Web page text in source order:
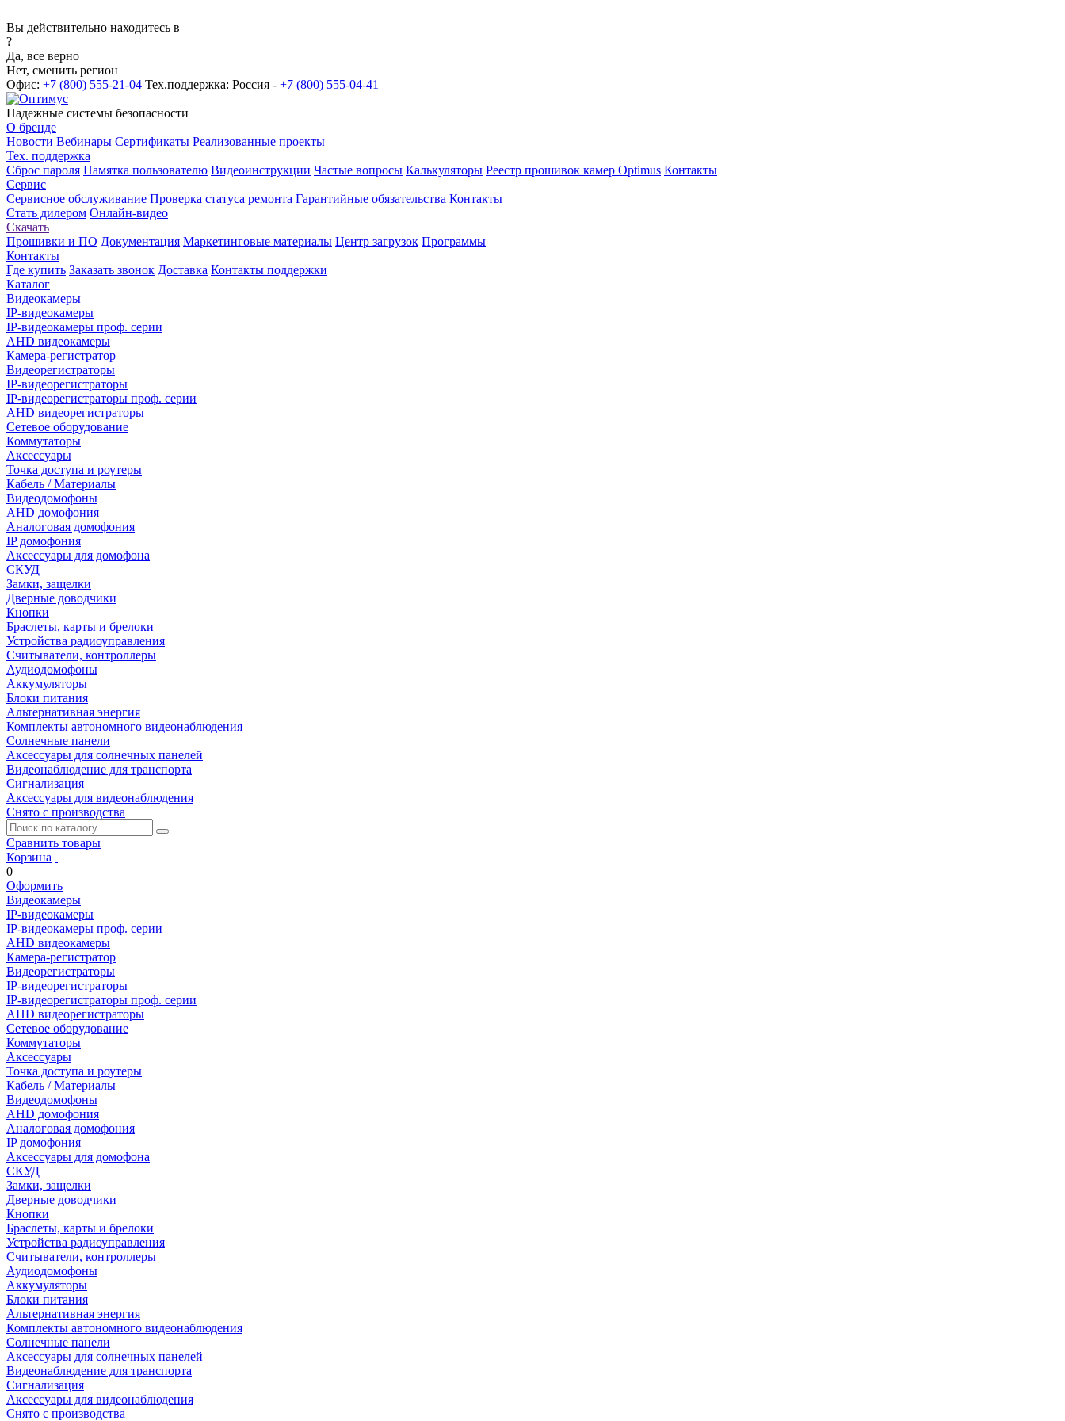
Вы действительно находитесь в
?
Да, все верно
Нет, сменить регион
Офис: +7 (800) 555-21-04 Тех.поддержка: Россия - +7 (800) 555-04-41
Надежные системы безопасности
О бренде
Новости Вебинары Сертификаты Реализованные проекты
Тех. поддержка
Сброс пароля Памятка пользователю Видеоинструкции Частые вопросы Калькуляторы Реестр прошивок камер Optimus Контакты
Сервис
Сервисное обслуживание Проверка статуса ремонта Гарантийные обязательства Контакты
Стать дилером Онлайн-видео
Скачать
Прошивки и ПО Документация Маркетинговые материалы Центр загрузок Программы
Контакты
Где купить Заказать звонок Доставка Контакты поддержки
Каталог
Видеокамеры
IP-видеокамеры
IP-видеокамеры проф. серии
AHD видеокамеры
Камера-регистратор
Видеорегистраторы
IP-видеорегистраторы
IP-видеорегистраторы проф. серии
AHD видеорегистраторы
Сетевое оборудование
Коммутаторы
Аксессуары
Точка доступа и роутеры
Кабель / Материалы
Видеодомофоны
AHD домофония
Аналоговая домофония
IP домофония
Аксессуары для домофона
СКУД
Замки, защелки
Дверные доводчики
Кнопки
Браслеты, карты и брелоки
Устройства радиоуправления
Считыватели, контроллеры
Аудиодомофоны
Аккумуляторы
Блоки питания
Альтернативная энергия
Комплекты автономного видеонаблюдения
Солнечные панели
Аксессуары для солнечных панелей
Видеонаблюдение для транспорта
Сигнализация
Аксессуары для видеонаблюдения
Снято с производства
Сравнить товары
Корзина
0
Оформить
Видеокамеры
IP-видеокамеры
IP-видеокамеры проф. серии
AHD видеокамеры
Камера-регистратор
Видеорегистраторы
IP-видеорегистраторы
IP-видеорегистраторы проф. серии
AHD видеорегистраторы
Сетевое оборудование
Коммутаторы
Аксессуары
Точка доступа и роутеры
Кабель / Материалы
Видеодомофоны
AHD домофония
Аналоговая домофония
IP домофония
Аксессуары для домофона
СКУД
Замки, защелки
Дверные доводчики
Кнопки
Браслеты, карты и брелоки
Устройства радиоуправления
Считыватели, контроллеры
Аудиодомофоны
Аккумуляторы
Блоки питания
Альтернативная энергия
Комплекты автономного видеонаблюдения
Солнечные панели
Аксессуары для солнечных панелей
Видеонаблюдение для транспорта
Сигнализация
Аксессуары для видеонаблюдения
Снято с производства